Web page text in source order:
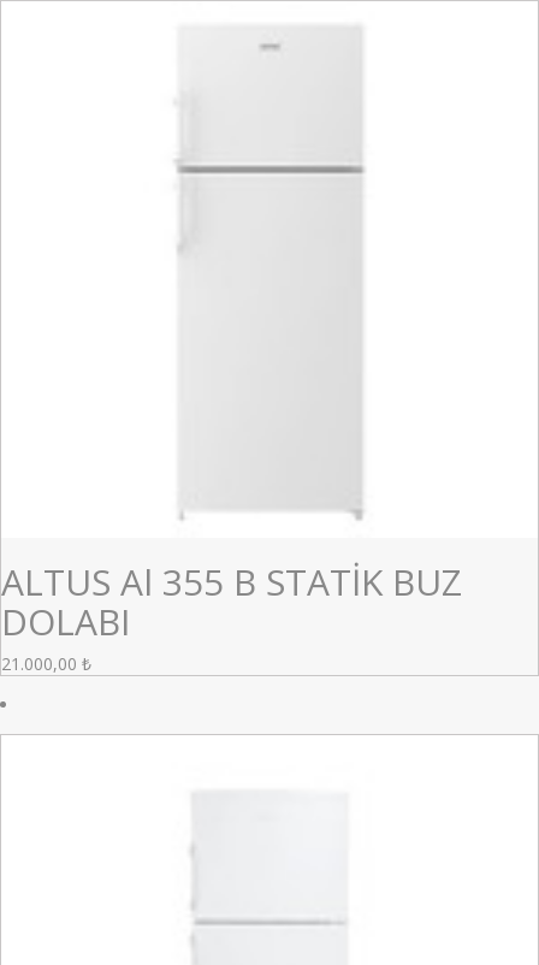
ALTUS Al 355 B STATİK BUZ
DOLABI
21.000,00 ₺